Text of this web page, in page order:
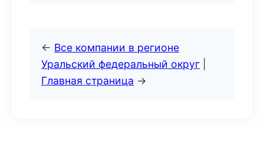
← Все компании в регионе
Уральский федеральный округ
Главная страница →